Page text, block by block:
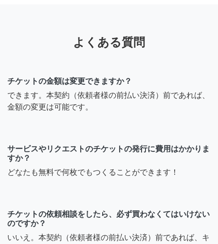
よくある質問
チケットの金額は変更できますか？
できます。本契約（依頼者様の前払い決済）前であれば、
金額の変更は可能です。
サービスやリクエストのチケットの発行に費用はかかりま
すか？
どなたも無料で何枚でもつくることができます！
チケットの依頼相談をしたら、必ず買わなくてはいけない
のですか？
いいえ。本契約（依頼者様の前払い決済）前であれば、キ